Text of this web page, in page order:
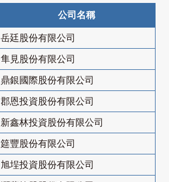
公司名稱
岳廷股份有限公司
隼見股份有限公司
鼎銀國際股份有限公司
郡恩投資股份有限公司
新鑫林投資股份有限公司
筵豐股份有限公司
旭埕投資股份有限公司